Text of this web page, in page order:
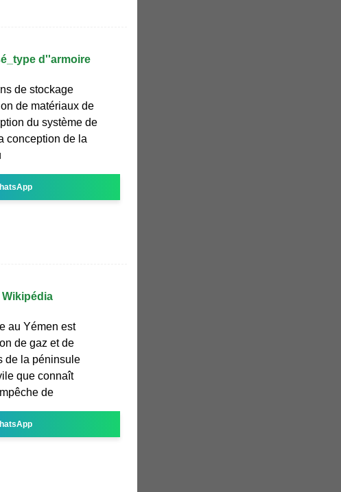
d''armoire
de stockage
de matériaux de
du système de
conception de la
au Yémen est
de gaz et de
de la péninsule
que connaît
de